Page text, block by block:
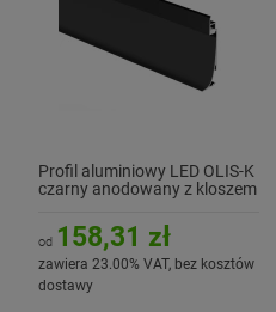
Profil aluminiowy LED OLIS-K
czarny anodowany z kloszem
od 158,31 zł
zawiera 23.00% VAT, bez kosztów
dostawy